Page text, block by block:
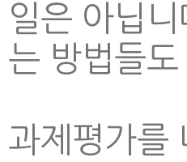
일은 아닙
는 방법들도
과제평가를